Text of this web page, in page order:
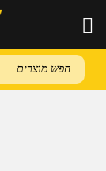
Products
search